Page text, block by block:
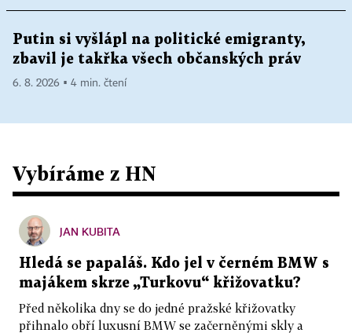
Putin si vyšlápl na politické emigranty,
zbavil je takřka všech občanských práv
6. 8. 2026 ▪ 4 min. čtení
Vybíráme z HN
JAN KUBITA
Hledá se papaláš. Kdo jel v černém BMW s
majákem skrze „Turkovu“ křižovatku?
Před několika dny se do jedné pražské křižovatky
přihnalo obří luxusní BMW se začerněnými skly a